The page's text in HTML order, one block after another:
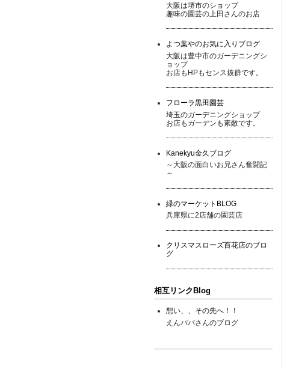
大阪は堺市のショップ
趣味の園芸の上田さんのお店
よつ葉やのお気に入りブログ
大阪は豊中市のガーデニングシ
ョップ
お店もHPもセンス抜群です。
フローラ黒田園芸
埼玉のガーデニングショップ
お店もガーデンも素敵です。
Kanekyu金久ブログ
～大阪の面白いお兄さん奮闘記
～
緑のマーケットBLOG
兵庫県に2店舗の園芸店
クリスマスローズ百花店のブロ
グ
相互リンクBlog
想い、、その先へ！！
えんパパさんのブログ